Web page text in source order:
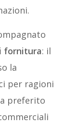
fornitura: il
la
per ragioni
preferito